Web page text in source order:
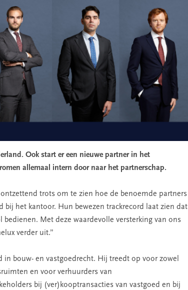
Ook start er een nieuwe partner in het
allemaal intern door naar het partnerschap.
trots om te zien hoe de benoemde partners
bij het kantoor. Hun bewezen trackrecord laat zien dat
Met deze waardevolle versterking van ons
verder uit.”
in bouw- en vastgoedrecht. Hij treedt op voor zowel
en voor verhuurders van
bij (ver)kooptransacties van vastgoed en bij